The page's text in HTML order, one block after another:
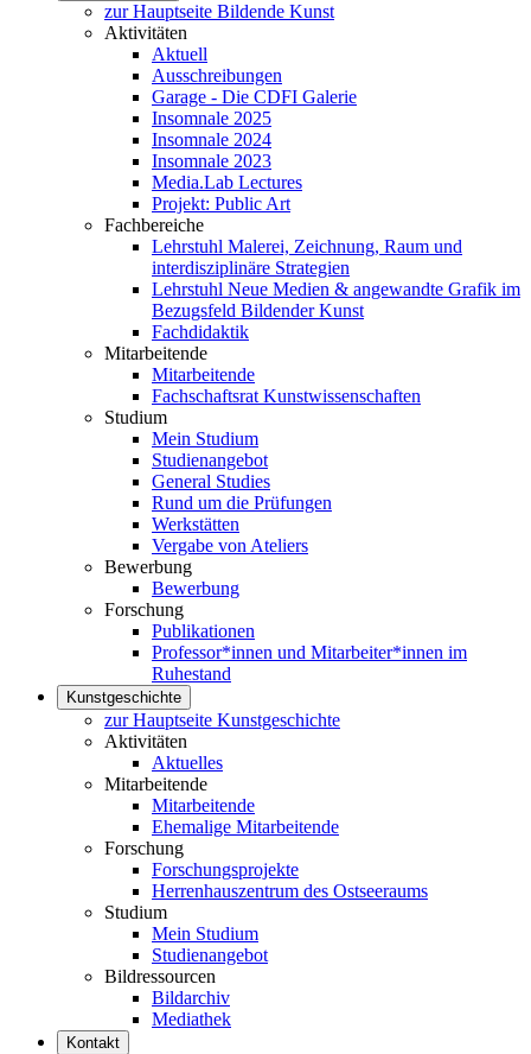
zur Hauptseite Bildende Kunst
Aktivitäten
Aktuell
Ausschreibungen
Garage - Die CDFI Galerie
Insomnale 2025
Insomnale 2024
Insomnale 2023
Media.Lab Lectures
Projekt: Public Art
Fachbereiche
Lehrstuhl Malerei, Zeichnung, Raum und
interdisziplinäre Strategien
Lehrstuhl Neue Medien & angewandte Grafik im
Bezugsfeld Bildender Kunst
Fachdidaktik
Mitarbeitende
Mitarbeitende
Fachschaftsrat Kunstwissenschaften
Studium
Mein Studium
Studienangebot
General Studies
Rund um die Prüfungen
Werkstätten
Vergabe von Ateliers
Bewerbung
Bewerbung
Forschung
Publikationen
Professor*innen und Mitarbeiter*innen im
Ruhestand
Kunstgeschichte
zur Hauptseite Kunstgeschichte
Aktivitäten
Aktuelles
Mitarbeitende
Mitarbeitende
Ehemalige Mitarbeitende
Forschung
Forschungsprojekte
Herrenhauszentrum des Ostseeraums
Studium
Mein Studium
Studienangebot
Bildressourcen
Bildarchiv
Mediathek
Kontakt